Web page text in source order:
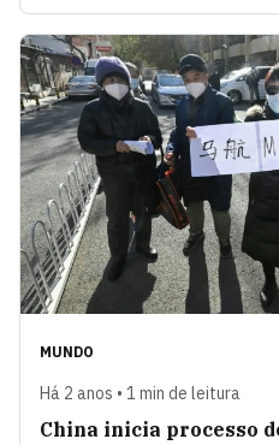
MUNDO
Há 2 anos • 1 min de leitura
China inicia processo